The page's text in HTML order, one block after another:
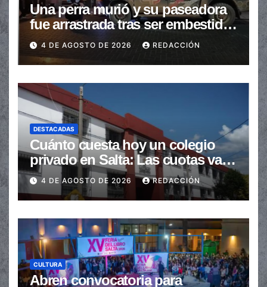
Una perra murió y su paseadora
fue arrastrada tras ser embestidas
en la senda peatonal
4 DE AGOSTO DE 2026 REDACCIÓN
DESTACADAS
Cuánto cuesta hoy un colegio
privado en Salta: Las cuotas van
de $110.000 a más de $600.000
4 DE AGOSTO DE 2026 REDACCIÓN
CULTURA
Abren convocatoria para